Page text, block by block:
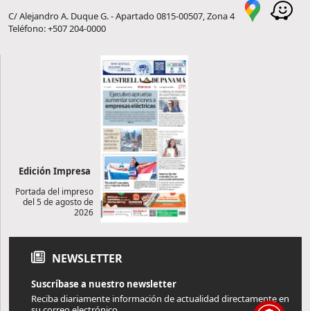
C/ Alejandro A. Duque G. - Apartado 0815-00507, Zona 4
Teléfono: +507 204-0000
Edición Impresa
Portada del impreso
del 5 de agosto de
2026
NEWSLETTER
Suscríbase a nuestro newsletter
Reciba diariamente información de actualidad directamente en